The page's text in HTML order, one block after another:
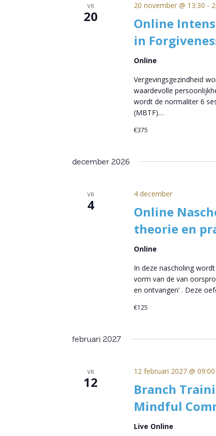
VR
20
Online
in
20 november @ 13:30 -
Online
Vergevingsgezindheid
waardevolle
wordt de normaliter 6
(MBTF)…
€375
december 2026
VR
4
Online
theorie en
4 december
Online
In deze nascholing
vorm van de van
en ontvangen’ . Deze
€125
februari 2027
VR
12
Branch
Mindful
12 februari 2027 @ 09:00
Live Online